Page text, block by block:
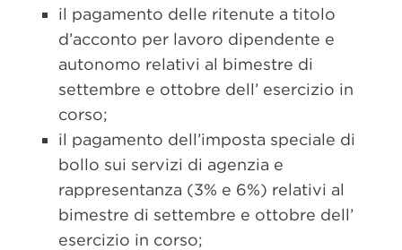
il pagamento delle ritenute a titolo
d’acconto per lavoro dipendente e
autonomo relativi al bimestre di
settembre e ottobre dell’ esercizio in
corso;
il pagamento dell’imposta speciale di
bollo sui servizi di agenzia e
rappresentanza (3% e 6%) relativi al
bimestre di settembre e ottobre dell’
esercizio in corso;